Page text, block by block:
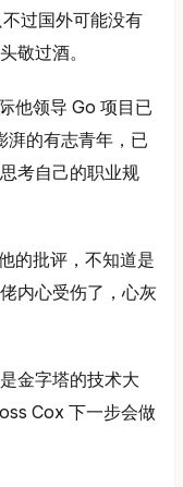
过国外可能没有
敬过酒。
他领导 Go 项目已
湃的有志青年，已
考自己的职业规
的批评，不知道是
内心受伤了，心灰
金字塔的技术大
Cox 下一步会做